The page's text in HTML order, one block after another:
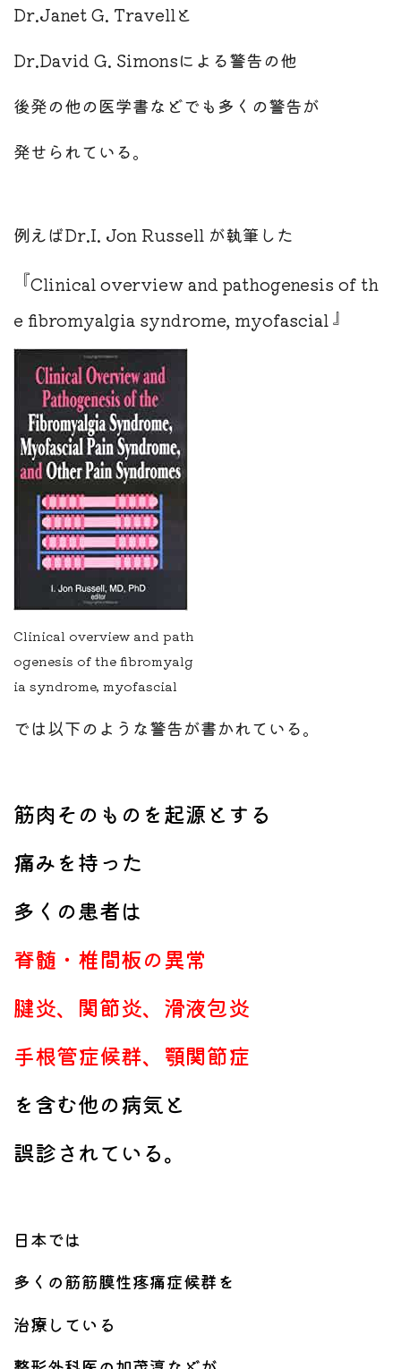
Dr.Janet G. Travellと
Dr.David G. Simonsによる警告の他
後発の他の医学書などでも多くの警告が
発せられている。
例えばDr.I. Jon Russell が執筆した
『Clinical overview and pathogenesis of th
e fibromyalgia syndrome, myofascial』
Clinical overview and path
ogenesis of the fibromyalg
ia syndrome, myofascial
では以下のような警告が書かれている。
筋肉そのものを起源とする
痛みを持った
多くの患者は
脊髄・椎間板の異常
腱炎、関節炎、滑液包炎
手根管症候群、顎関節症
を含む他の病気と
誤診されている。
日本では
多くの筋筋膜性疼痛症候群を
治療している